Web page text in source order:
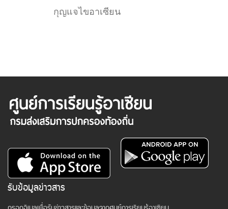
กุญแจไขอาเซียน
รับข้อมูลข่าวสาร